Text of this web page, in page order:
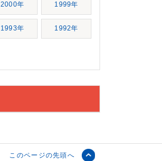
2000年 1999年
1993年 1992年
このページの先頭へ